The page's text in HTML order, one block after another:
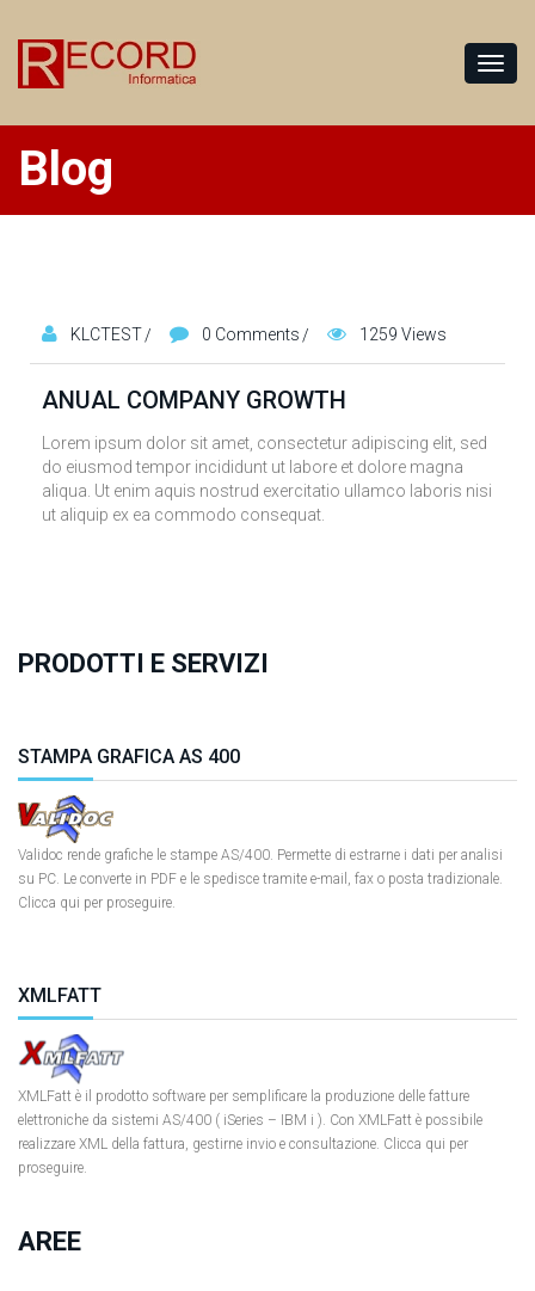
Blog
KLCTEST 0 Comments 1259 Views
ANUAL COMPANY GROWTH
Lorem ipsum dolor sit amet, consectetur adipiscing elit, sed
do eiusmod tempor incididunt ut labore et dolore magna
aliqua. Ut enim aquis nostrud exercitatio ullamco laboris nisi
ut aliquip ex ea commodo consequat.
PRODOTTI E SERVIZI
STAMPA GRAFICA AS 400
Validoc rende grafiche le stampe AS/400. Permette di estrarne i dati per analisi
su PC. Le converte in PDF e le spedisce tramite e-mail, fax o posta tradizionale.
Clicca qui per proseguire.
XMLFATT
XMLFatt è il prodotto software per semplificare la produzione delle fatture
elettroniche da sistemi AS/400 ( iSeries – IBM i ). Con XMLFatt è possibile
realizzare XML della fattura, gestirne invio e consultazione. Clicca qui per
proseguire.
AREE